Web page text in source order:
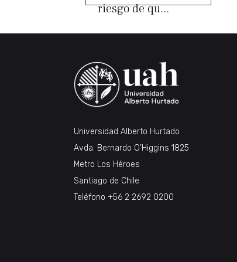
riesgo de qu...
Universidad Alberto Hurtado
Avda. Bernardo O’Higgins 1825
Metro Los Héroes
Santiago de Chile
Teléfono +56 2 2692 0200